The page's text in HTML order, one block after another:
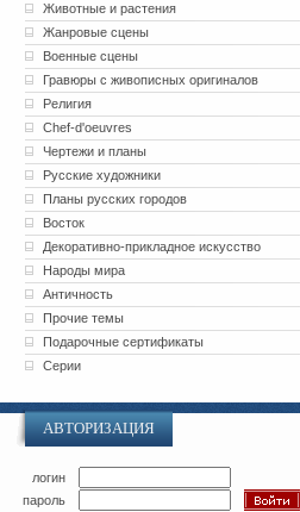
Животные и растения
Жанровые сцены
Военные сцены
Гравюры с живописных оригиналов
Религия
Chef-d'oeuvres
Чертежи и планы
Русские художники
Планы русских городов
Восток
Декоративно-прикладное искусство
Народы мира
Античность
Прочие темы
Подарочные сертификаты
Серии
АВТОРИЗАЦИЯ
логин
пароль